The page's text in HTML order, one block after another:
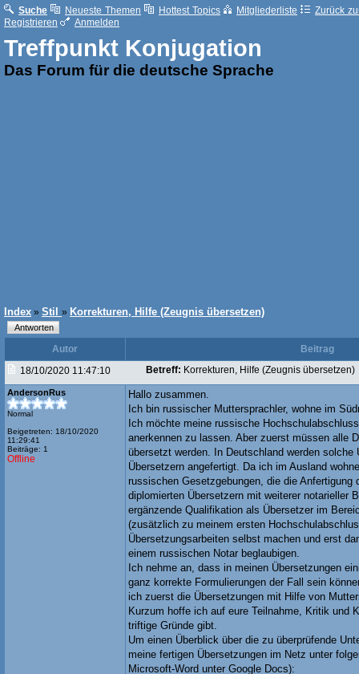
Suche Neueste Themen Hottest Topics Mitgliederliste
Zurück
Registrieren
Anmelden
Treffpunkt Konjugation
Das Forum für die deutsche Sprache
Index » Stil » Korrekturen, Hilfe (Zeugnis übersetzen)
Autor
Beitrag
18/10/2020 11:47:10
Betreff: Korrekturen, Hilfe (Zeugnis übersetzen)
AndersonRus
Normal
Beigetreten: 18/10/2020
11:29:41
Beiträge: 1
Offline
Hallo zusammen.
Ich bin russischer Muttersprachler, wohne im
Ich möchte meine russische
anerkennen zu lassen. Aber zuerst müssen alle
übersetzt werden. In Deutschland werden solche
Übersetzern angefertigt. Da ich im Ausland
russischen Gesetzgebungen, die die Anfertigung
diplomierten Übersetzern mit weiterer notarieller
ergänzende Qualifikation als Übersetzer im
(zusätzlich zu meinem ersten
Übersetzungsarbeiten selbst machen und erst
einem russischen Notar beglaubigen.
Ich nehme an, dass in meinen Übersetzungen
ganz korrekte Formulierungen der Fall sein
ich zuerst die Übersetzungen mit Hilfe von
Kurzum hoffe ich auf eure Teilnahme, Kritik und
triftige Gründe gibt.
Um einen Überblick über die zu überprüfende
meine fertigen Übersetzungen im Netz unter
Microsoft-Word unter Google Docs):